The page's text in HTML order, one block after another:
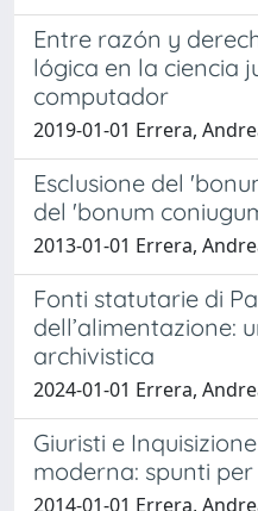
Entre razón y
lógica en la ciencia
computador
2019-01-01 Errera,
Esclusione del
del 'bonum
2013-01-01 Errera,
Fonti statutarie di
dell’alimentazione:
archivistica
2024-01-01 Errera,
Giuristi e
moderna: spunti
2014-01-01 Errera,